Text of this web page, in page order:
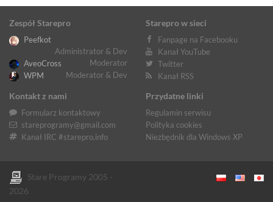
Zespół Starepro
Peefkot
Administrator & Dev
AveoCross
Moderator
WPM
Moderator & Dev
Starepro w sieci
Fanpage na Facebooku
Kanał YouTube
Twitter
Kanał RSS
Kontakt z nami
Formularz kontaktowy
stareprogramy@gmail.com
Kanał IRC #starepro.info
Przydatne linki
Regulamin serwisu
Polityka cookies
Niezbędnik dla Windows XP
Stare Programy 2005 -
2026